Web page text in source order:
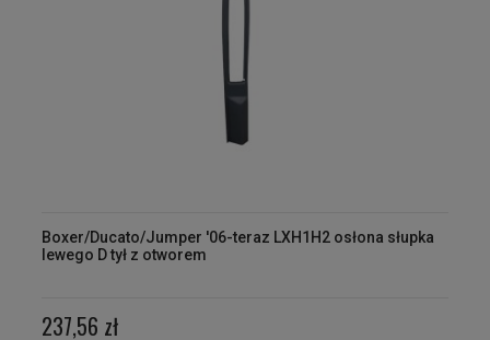
Boxer/Ducato/Jumper '06-teraz LXH1H2 osłona słupka
lewego D tył z otworem
237,56 zł